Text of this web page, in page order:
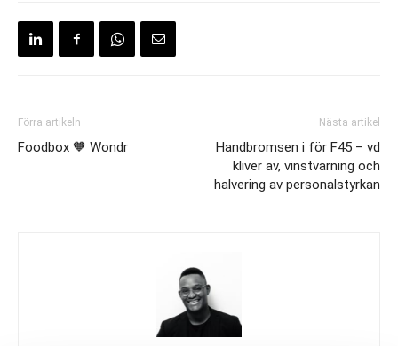
Förra artikeln
Foodbox 🧡 Wondr
Nästa artikel
Handbromsen i för F45 – vd
kliver av, vinstvarning och
halvering av personalstyrkan